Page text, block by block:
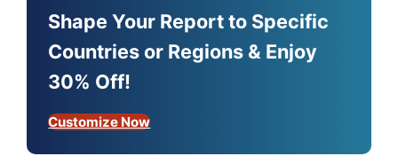
Shape Your Report to Specific
Countries or Regions & Enjoy
30% Off!
Customize Now